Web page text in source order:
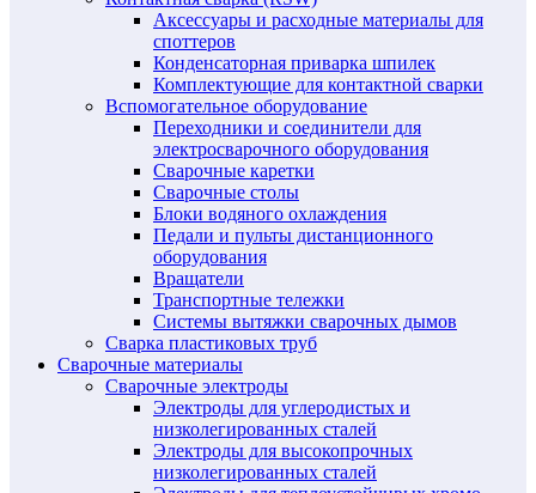
Аксессуары и расходные материалы для
споттеров
Конденсаторная приварка шпилек
Комплектующие для контактной сварки
Вспомогательное оборудование
Переходники и соединители для
электросварочного оборудования
Сварочные каретки
Сварочные столы
Блоки водяного охлаждения
Педали и пульты дистанционного
оборудования
Вращатели
Транспортные тележки
Системы вытяжки сварочных дымов
Сварка пластиковых труб
Сварочные материалы
Сварочные электроды
Электроды для углеродистых и
низколегированных сталей
Электроды для высокопрочных
низколегированных сталей